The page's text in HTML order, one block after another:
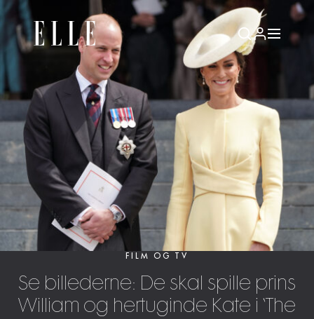
FILM OG TV
Se billederne: De skal spille prins
William og hertuginde Kate i ‘The